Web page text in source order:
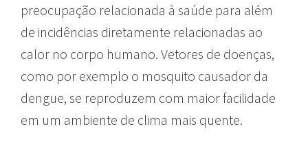
preocupação relacionada à saúde para além
de incidências diretamente relacionadas ao
calor no corpo humano. Vetores de doenças,
como por exemplo o mosquito causador da
dengue, se reproduzem com maior facilidade
em um ambiente de clima mais quente.